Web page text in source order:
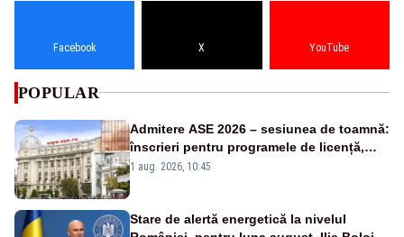
Facebook X YouTube
POPULAR
Admitere ASE 2026 – sesiunea de toamnă:
înscrieri pentru programele de licență,
masterat și doctorat
1 aug. 2026, 10:45
Stare de alertă energetică la nivelul